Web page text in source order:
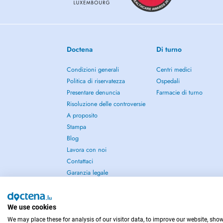
Doctena
Condizioni generali
Politica di riservatezza
Presentare denuncia
Risoluzione delle controversie
A proposito
Stampa
Blog
Lavora con noi
Contattaci
Garanzia legale
Di turno
Centri medici
Ospedali
Farmacie di turno
We use cookies
We may place these for analysis of our visitor data, to improve our website,